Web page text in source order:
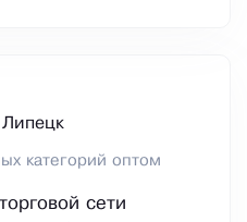
категорий оптом
сети